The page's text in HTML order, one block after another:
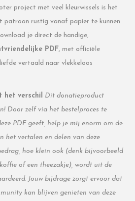
project met veel kleurwissels is het
patroon rustig vanaf papier te kunnen
je direct de handige,
PDF, met officiële
vertaald naar vlekkeloos
het verschil Dit donatieproduct
Door zelf via het bestelproces te
PDF geeft, help je mij enorm om de
het vertalen en delen van deze
hoe klein ook (denk bijvoorbeeld
of een theezakje), wordt uit de
Jouw bijdrage zorgt ervoor dat
kan blijven genieten van deze